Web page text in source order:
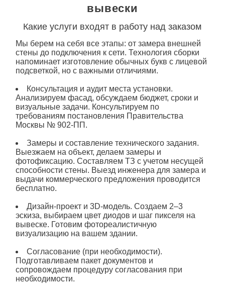
вывески
Какие услуги входят в работу над заказом
Мы берем на себя все этапы: от замера внешней
стены до подключения к сети. Технология сборки
напоминает изготовление обычных букв с лицевой
подсветкой, но с важными отличиями.
Консультация и аудит места установки.
Анализируем фасад, обсуждаем бюджет, сроки и
визуальные задачи. Консультируем по
требованиям постановления Правительства
Москвы № 902-ПП.
Замеры и составление технического задания.
Выезжаем на объект, делаем замеры и
фотофиксацию. Составляем ТЗ с учетом несущей
способности стены. Выезд инженера для замера и
выдачи коммерческого предложения проводится
бесплатно.
Дизайн-проект и 3D-модель. Создаем 2–3
эскиза, выбираем цвет диодов и шаг пикселя на
вывеске. Готовим фотореалистичную
визуализацию на вашем здании.
Согласование (при необходимости).
Подготавливаем пакет документов и
сопровождаем процедуру согласования при
необходимости.